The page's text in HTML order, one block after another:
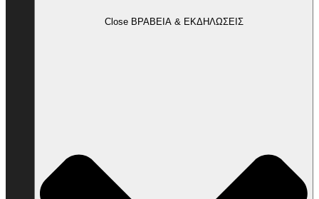
Close ΒΡΑΒΕΙΑ & ΕΚΔΗΛΩΣΕΙΣ